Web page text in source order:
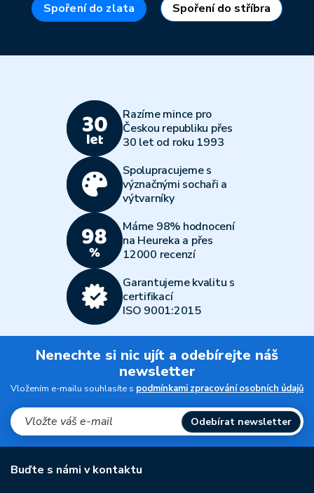
Spoření do zlata Spoření do stříbra
Razíme mince pro
Českou republiku přes
30 let od roku 1993
Spolupracujeme s
význačnými sochaři a
výtvarníky
Máme 98% hodnocení
na Heureka a přes
12000 recenzí
Garantujeme kvalitu s
certifikací
ISO 9001:2015
Nenechte si nic ujít a odebírejte náš
newsletter
Vložením e-mailu souhlasíte s podmínkami zpracování osobních údajů
Odebírat newsletter
Buďte s námi v kontaktu